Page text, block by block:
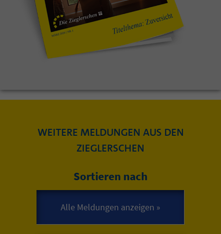
WEITERE MELDUNGEN AUS DEN
ZIEGLERSCHEN
Sortieren nach